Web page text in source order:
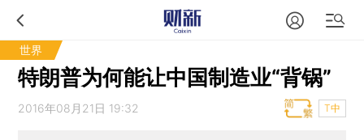
世界
特朗普为何能让中国制造业“背锅”
2016年08月21日 19:32 T中